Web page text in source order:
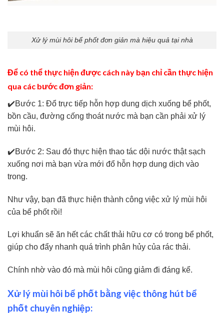
Xử lý mùi hôi bể phốt đơn giản mà hiệu quả tại nhà
Để có thể thực hiện được cách này bạn chỉ cần thực hiện
qua các bước đơn giản:
✔️Bước 1: Đổ trực tiếp hỗn hợp dung dịch xuống bể phốt,
bồn cầu, đường cống thoát nước mà bạn cần phải xử lý
mùi hôi.
✔️Bước 2: Sau đó thực hiện thao tác dội nước thật sạch
xuống nơi mà bạn vừa mới đổ hỗn hợp dung dịch vào
trong.
Như vậy, bạn đã thực hiện thành công việc xử lý mùi hôi
của bể phốt rồi!
Lợi khuẩn sẽ ăn hết các chất thải hữu cơ có trong bể phốt,
giúp cho đẩy nhanh quá trình phân hủy của rác thải.
Chính nhờ vào đó mà mùi hôi cũng giảm đi đáng kể.
Xử lý mùi hôi bể phốt bằng việc thông hút bể
phốt chuyên nghiệp: